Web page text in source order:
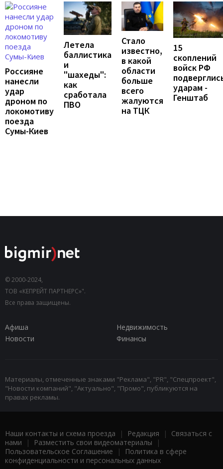
Россияне
нанесли
удар
дроном по
локомотиву
поезда
Сумы-Киев
Летела
баллистика
и
"шахеды":
как
сработала
ПВО
Стало
известно,
в какой
области
больше
всего
жалуются
на ТЦК
15
скоплений
войск РФ
ударам -
Генштаб
© 2000-2024,
ТОВ «КЕПРЕЙТ ПАРТНЕРС»".
Все права защищены.
Афиша
Недвижимость
Новости
Финансы
Материалы, отмеченные знаками "Реклама", "PR", "Спецпроект",
"Новости компаний", "Актуально", "Промо", публикуются на
правах рекламы.
Наши контакты и схема проезда | Редакция | Связаться с
нами | Разместить свои видеоматериалы |
Пользовательское Соглашение |
Политика в сфере
конфиденциальности и персональных данных